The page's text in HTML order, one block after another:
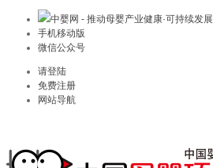
中婴网 - 推动母婴产业健康·可持续发展
手机移动版
微信公众号
请登陆
免费注册
网站导航